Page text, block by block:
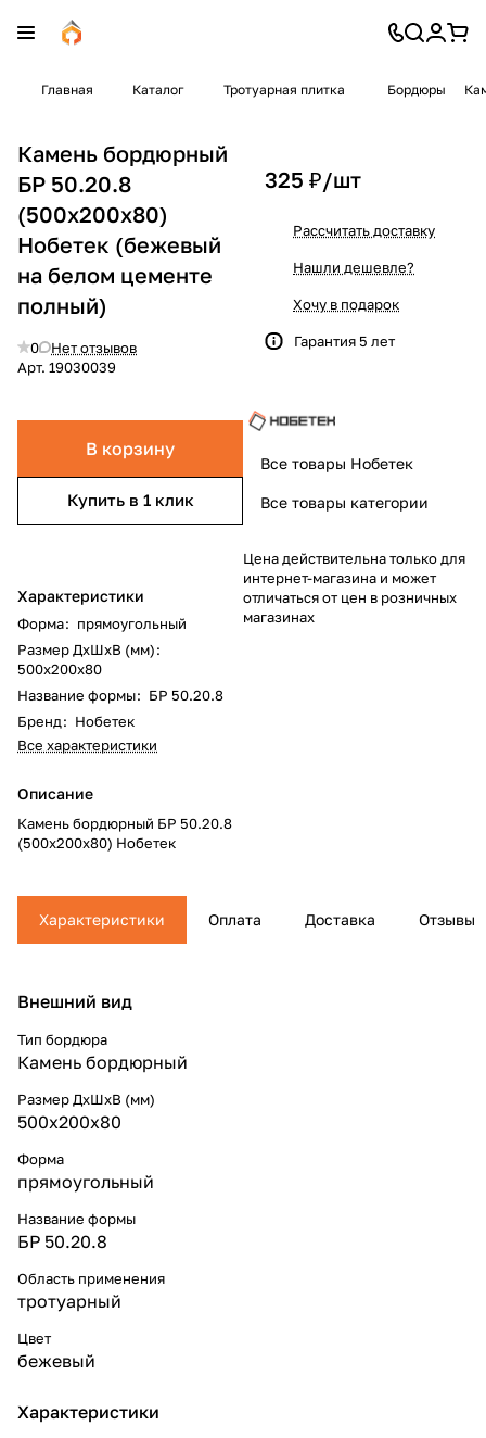
Главная Каталог Тротуарная плитка Бордюры
Камень бордюрный
БР 50.20.8
(500x200x80)
Нобетек (бежевый
на белом цементе
полный)
0
Нет отзывов
Арт. 19030039
В корзину
Купить в 1 клик
Характеристики
Форма: прямоугольный
Размер ДхШхВ (мм):
500x200x80
Название формы: БР 50.20.8
Бренд: Нобетек
Все характеристики
Описание
Камень бордюрный БР 50.20.8
(500x200x80) Нобетек
325 ₽/шт
Рассчитать доставку
Нашли дешевле?
Хочу в подарок
Гарантия 5 лет
Все товары Нобетек
Все товары категории
Цена действительна только для
интернет-магазина и может
отличаться от цен в розничных
магазинах
Характеристики Оплата Доставка Отзывы
Внешний вид
Тип бордюра
Камень бордюрный
Размер ДхШхВ (мм)
500x200x80
Форма
прямоугольный
Название формы
БР 50.20.8
Область применения
тротуарный
Цвет
бежевый
Характеристики